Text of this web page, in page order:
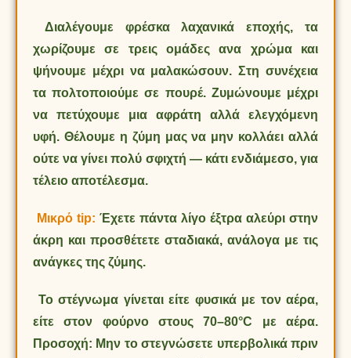
Διαλέγουμε φρέσκα λαχανικά εποχής, τα
χωρίζουμε σε τρεις ομάδες ανα χρώμα και
ψήνουμε μέχρι να μαλακώσουν. Στη συνέχεια
τα πολτοποιούμε σε πουρέ. Ζυμώνουμε μέχρι
να πετύχουμε μια αφράτη αλλά ελεγχόμενη
υφή. Θέλουμε η ζύμη μας να μην κολλάει αλλά
ούτε να γίνει πολύ σφιχτή — κάτι ενδιάμεσο, για
τέλειο αποτέλεσμα.
Μικρό tip: Έχετε πάντα λίγο έξτρα αλεύρι στην
άκρη και προσθέτετε σταδιακά, ανάλογα με τις
ανάγκες της ζύμης.
Το στέγνωμα γίνεται είτε φυσικά με τον αέρα,
είτε στον φούρνο στους 70–80°C με αέρα.
Προσοχή: Μην το στεγνώσετε υπερβολικά πριν